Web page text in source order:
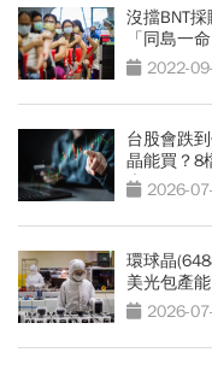
沒擋BNT
「同島一
2022-
台股會跌
晶能買？8
光 2026-
環球晶
美光包產
2026-